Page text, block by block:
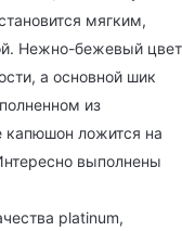
мягким,
Нежно-бежевый цвет
а основной шик
из
капюшон ложится на
выполнены
platinum,